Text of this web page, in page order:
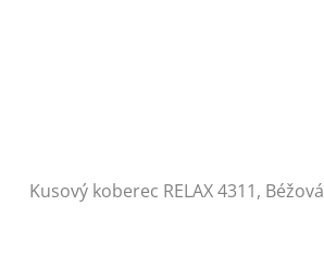
Kusový koberec RELAX 4311, Béžová